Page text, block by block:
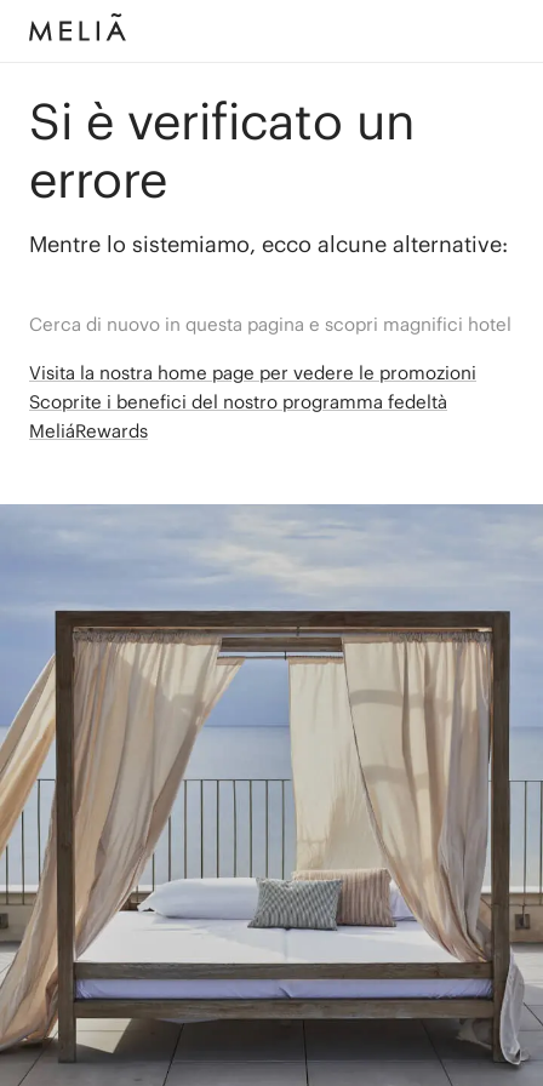
Si è verificato un
errore
Mentre lo sistemiamo, ecco alcune alternative:
Cerca di nuovo in questa pagina e scopri magnifici hotel
Visita la nostra home page per vedere le promozioni
Scoprite i benefici del nostro programma fedeltà
MeliáRewards